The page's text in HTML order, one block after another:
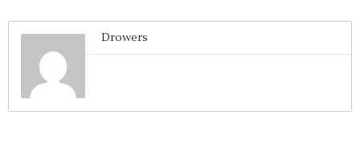
Drowers